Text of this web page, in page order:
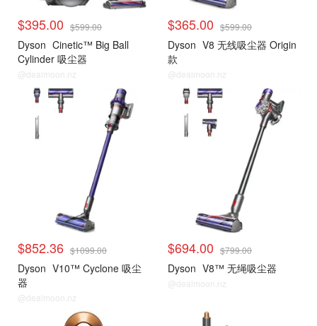
$395.00 $599.00
Dyson Cinetic™ Big Ball
Cylinder 吸尘器
@dealmoon.nz
$365.00 $599.00
Dyson V8 无线吸尘器 Origin
款
@dealmoon.nz
$852.36 $1099.00
Dyson V10™ Cyclone 吸尘
器
@dealmoon.nz
$694.00 $799.00
Dyson V8™ 无绳吸尘器
@dealmoon.nz